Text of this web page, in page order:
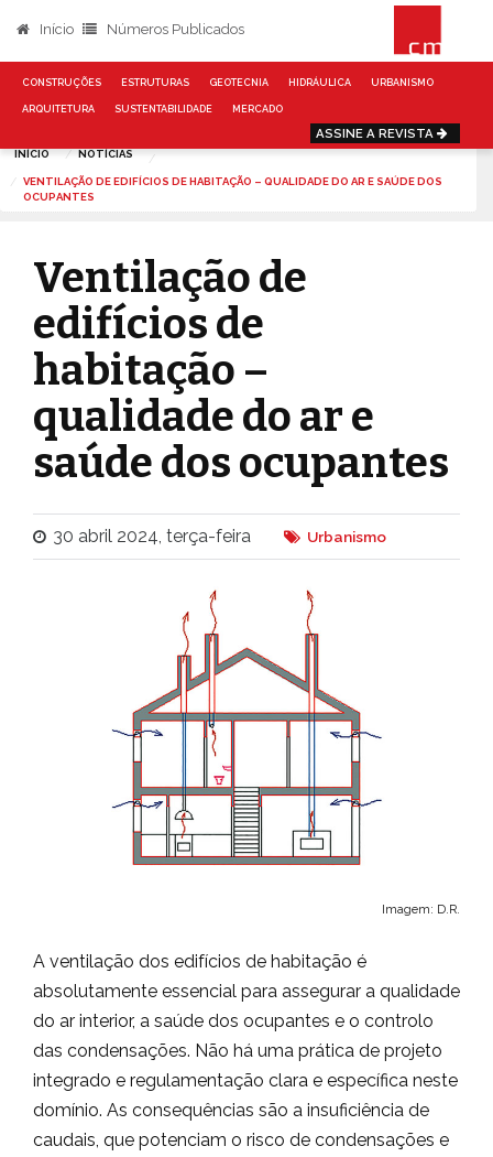
Início Números Publicados
CONSTRUÇÕES ESTRUTURAS GEOTECNIA HIDRÁULICA URBANISMO
ARQUITETURA SUSTENTABILIDADE MERCADO
ASSINE A REVISTA
INÍCIO NOTÍCIAS
VENTILAÇÃO DE EDIFÍCIOS DE HABITAÇÃO – QUALIDADE DO AR E SAÚDE DOS
OCUPANTES
Ventilação de
edifícios de
habitação –
qualidade do ar e
saúde dos ocupantes
30 abril 2024, terça-feira Urbanismo
Imagem: D.R.
A ventilação dos edifícios de habitação é
absolutamente essencial para assegurar a qualidade
do ar interior, a saúde dos ocupantes e o controlo
das condensações. Não há uma prática de projeto
integrado e regulamentação clara e específica neste
domínio. As consequências são a insuficiência de
caudais, que potenciam o risco de condensações e